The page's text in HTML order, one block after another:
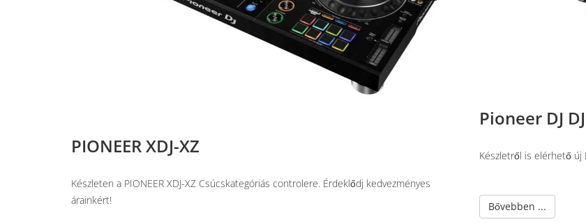
PIONEER XDJ-XZ
Készleten a PIONEER XDJ-XZ Csúcskategóriás controlere. Érdeklődj kedvezményes
árainkért!
Pioneer DJ
Készletről is elérhető új
Bővebben ...